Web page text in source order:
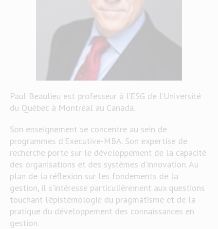
Paul Beaulieu est professeur à l’ESG de l’Université
du Québec à Montréal au Canada.
Son enseignement se concentre au sein de
programmes d’Executive-MBA. Son expertise de
recherche porte sur le développement de la capacité
des organisations et des systèmes d’innovation. Au
plan de la réflexion sur les fondements de la
gestion, il s’intéresse particulièrement aux questions
touchant l’épistémologie du pragmatisme et de la
pratique du développement des connaissances en
gestion.